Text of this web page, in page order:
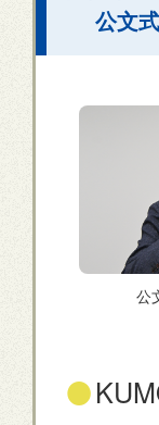
公文
公
●